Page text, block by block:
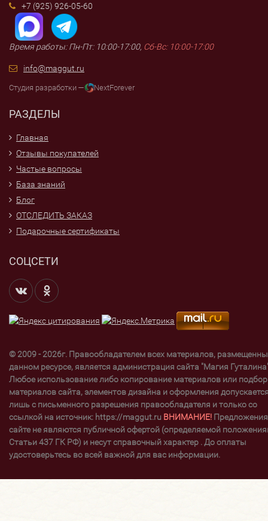
+7 (925) 926-05-60
Время работы: Пн-Пт: 10:00-17:00, Сб-Вс: 10:00-17:00
info@maggut.ru
Студия разработки — NextForever
РАЗДЕЛЫ
Главная
Отзывы покупателей
Частые вопросы
База знаний
Блог
ОТСЛЕДИТЬ ЗАКАЗ
Подарочные сертификаты
СОЦСЕТИ
© 2009 - 2026г. Правообладателем всех материалов,
данном ресурсе, является администрация сайта "Магия
Любое использование либо копирование материалов или
материалов сайта, элементов дизайна и оформления
лишь с письменного разрешения правообладателя и только со
ссылкой на источник: https://maggut.ru ВНИМАНИЕ!
сайте не являются публичной офертой (определяемой
Статьи 437 ГК РФ) и несут справочный характер . До оплаты
удостоверьтесь во всей важной для вас информации.